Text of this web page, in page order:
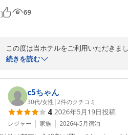
69
この度は当ホテルをご利用いただきま
ました。
洗面床のきしみ音につきましては、ご
ませんでした。
現在修繕に向けて計画中でございます。
率直なご意見を賜りありがとうございま
機会がございましたら、ぜひ次回のご
続きを読む
c5ちゃん
30代/女性 |2件のクチコミ
4 2026年5月19日投稿
レジャー 家族 2026年5月宿泊